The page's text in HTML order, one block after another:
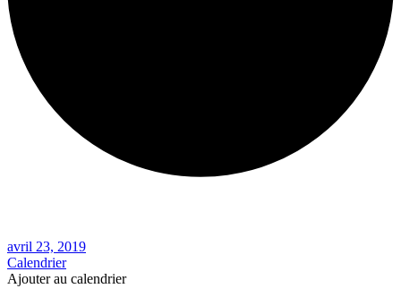
avril 23, 2019
Calendrier
Ajouter au calendrier